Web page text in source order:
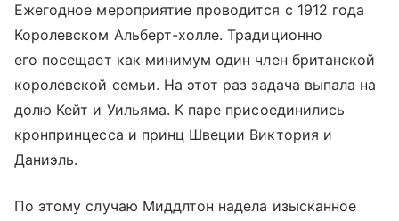
Ежегодное мероприятие проводится с 1912 года
Королевском Альберт-холле. Традиционно
его посещает как минимум один член британской
королевской семьи. На этот раз задача выпала на
долю Кейт и Уильяма. К паре присоединились
кронпринцесса и принц Швеции Виктория и
Даниэль.
По этому случаю Миддлтон надела изысканное